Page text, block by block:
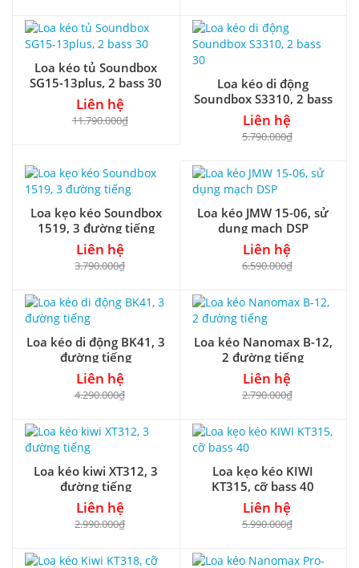
Loa kéo tủ Soundbox
SG15-13plus, 2 bass 30
Liên hệ
11.790.000₫
Loa kéo di động
Soundbox S3310, 2 bass
30
Liên hệ
5.790.000₫
Loa kẹo kéo Soundbox
1519, 3 đường tiếng
Liên hệ
3.790.000₫
Loa kéo JMW 15-06, sử
dụng mạch DSP
Liên hệ
6.590.000₫
Loa kéo di động BK41, 3
đường tiếng
Liên hệ
4.290.000₫
Loa kéo Nanomax B-12,
2 đường tiếng
Liên hệ
2.790.000₫
Loa kéo kiwi XT312, 3
đường tiếng
Liên hệ
2.990.000₫
Loa kẹo kéo KIWI
KT315, cỡ bass 40
Liên hệ
5.990.000₫